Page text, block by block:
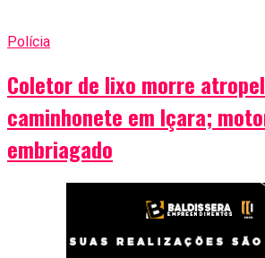
Polícia
Coletor de lixo morre
caminhonete em Içara;
embriagado